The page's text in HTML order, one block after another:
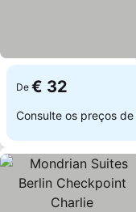
De € 32
Consulte os preços de